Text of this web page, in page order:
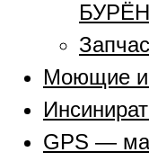
Моющие и
GPS —